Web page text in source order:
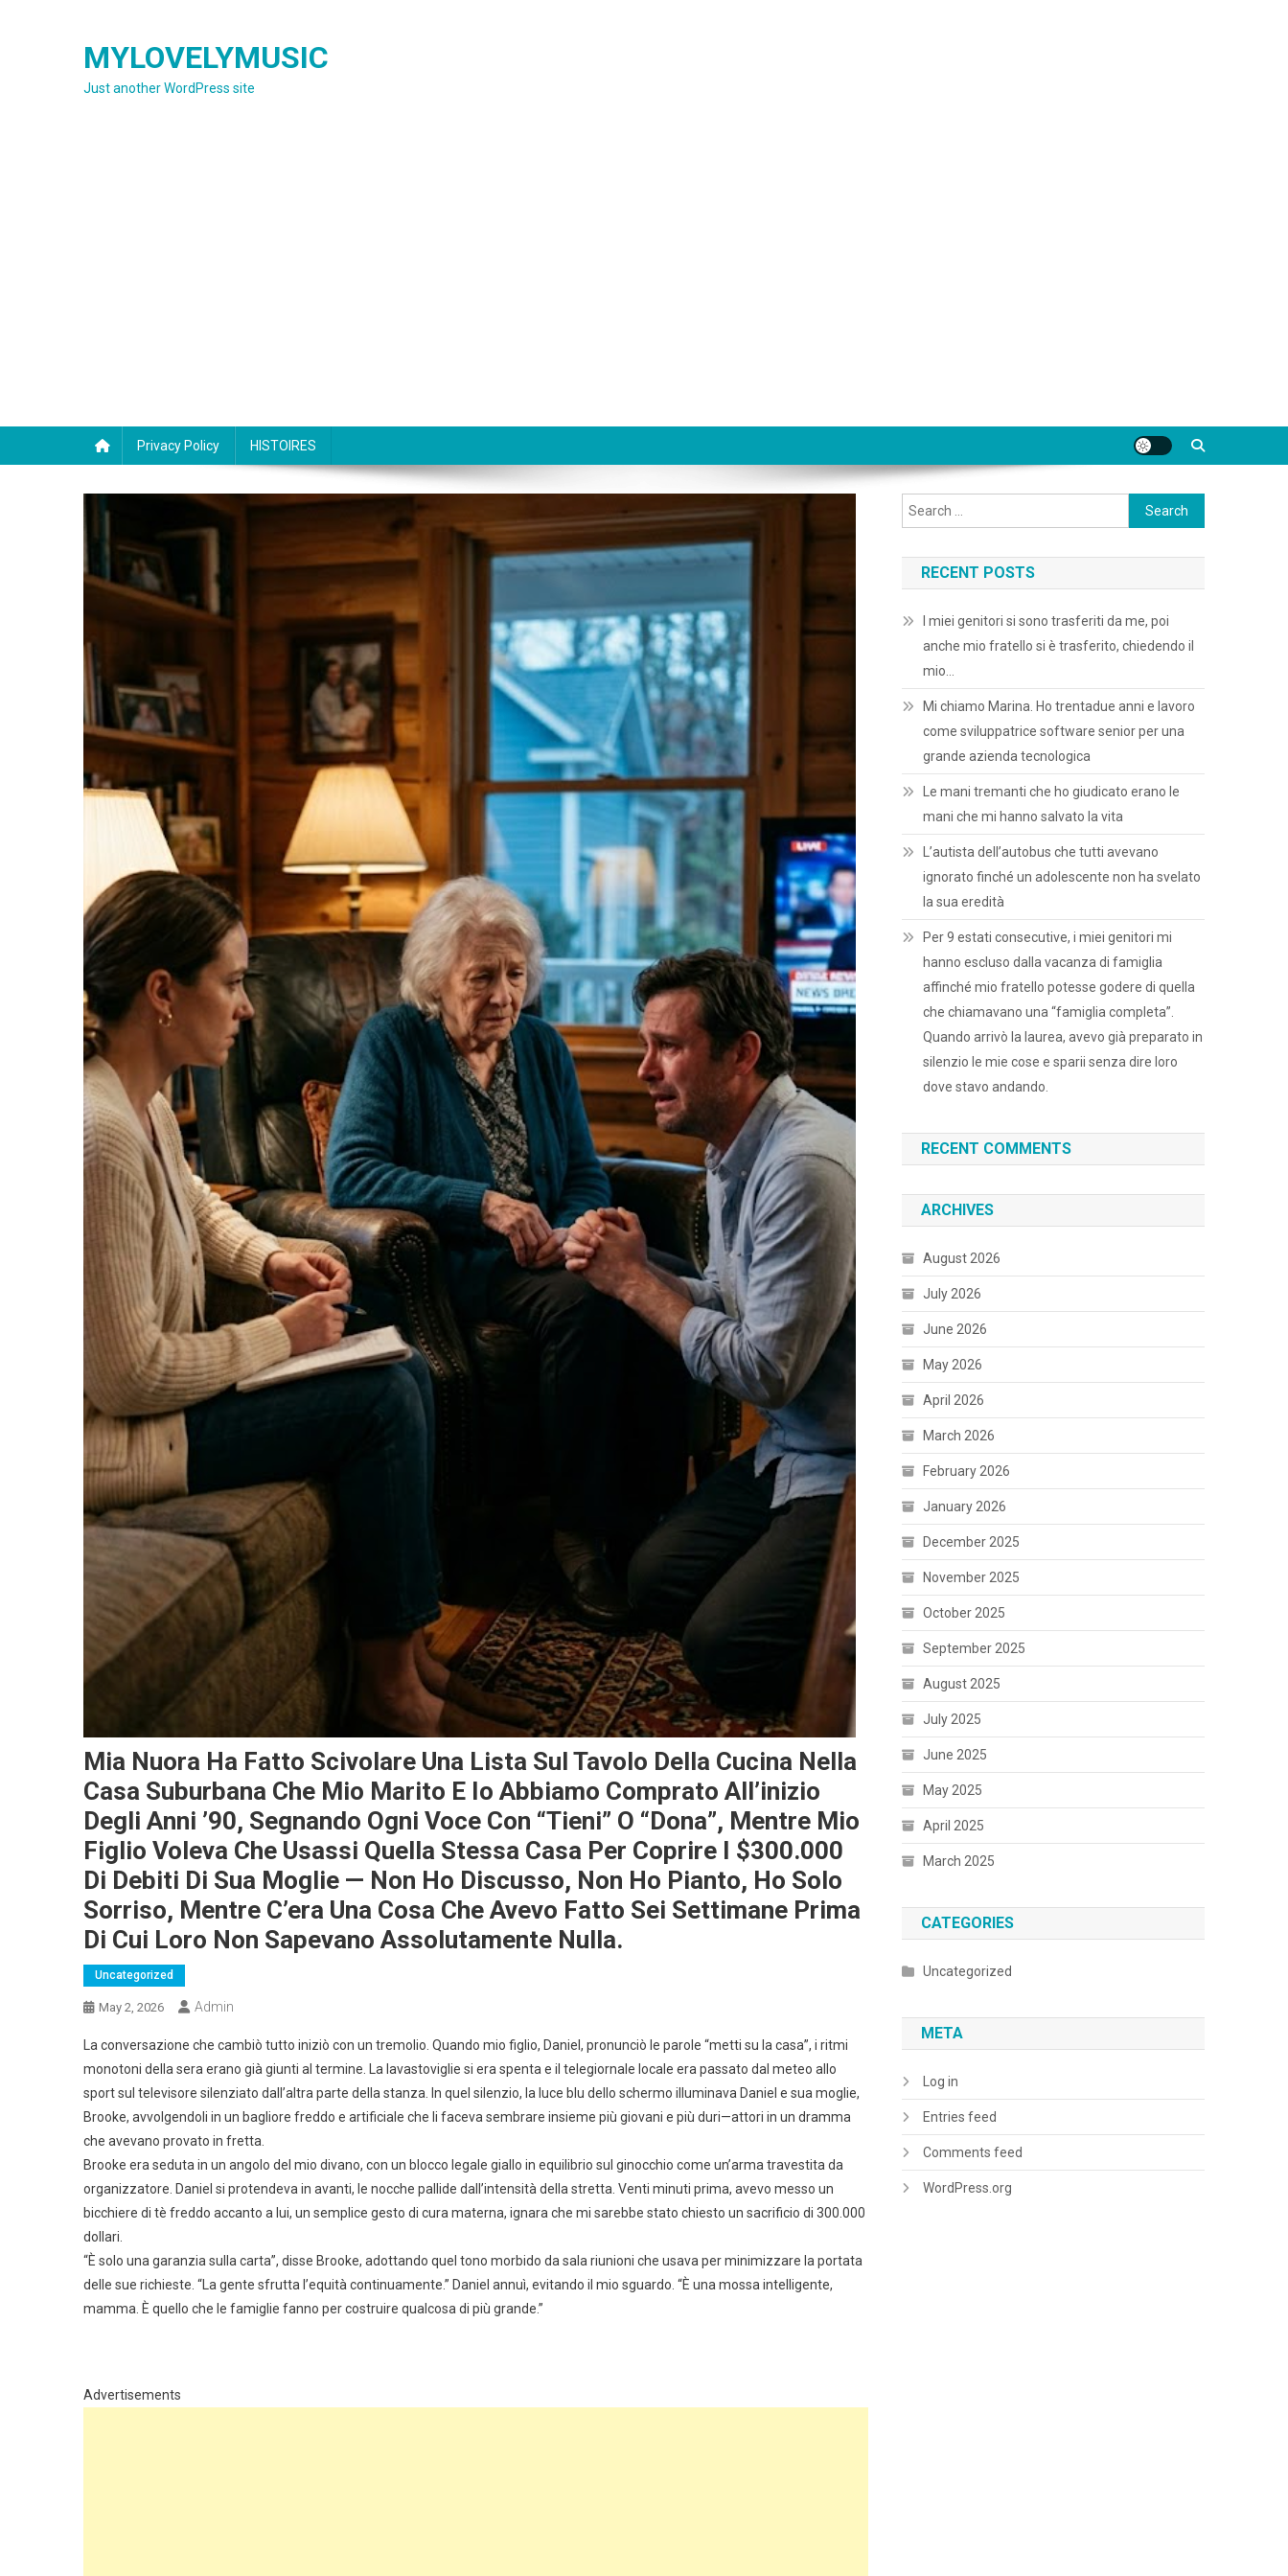
MYLOVELYMUSIC
Just another WordPress site
Privacy Policy HISTOIRES
Mia Nuora Ha Fatto Scivolare Una Lista Sul Tavolo Della Cucina Nella
Casa Suburbana Che Mio Marito E Io Abbiamo Comprato All’inizio
Degli Anni ’90, Segnando Ogni Voce Con “tieni” O “dona”, Mentre Mio
Figlio Voleva Che Usassi Quella Stessa Casa Per Coprire I $300.000
Di Debiti Di Sua Moglie — Non Ho Discusso, Non Ho Pianto, Ho Solo
Sorriso, Mentre C’era Una Cosa Che Avevo Fatto Sei Settimane Prima
Di Cui Loro Non Sapevano Assolutamente Nulla.
Uncategorized
May 2, 2026 Admin
La conversazione che cambiò tutto iniziò con un tremolio. Quando mio figlio, Daniel, pronunciò le parole “metti su la casa”, i ritmi
monotoni della sera erano già giunti al termine. La lavastoviglie si era spenta e il telegiornale locale era passato dal meteo allo
sport sul televisore silenziato dall’altra parte della stanza. In quel silenzio, la luce blu dello schermo illuminava Daniel e sua moglie,
Brooke, avvolgendoli in un bagliore freddo e artificiale che li faceva sembrare insieme più giovani e più duri—attori in un dramma
che avevano provato in fretta.
Brooke era seduta in un angolo del mio divano, con un blocco legale giallo in equilibrio sul ginocchio come un’arma travestita da
organizzatore. Daniel si protendeva in avanti, le nocche pallide dall’intensità della stretta. Venti minuti prima, avevo messo un
bicchiere di tè freddo accanto a lui, un semplice gesto di cura materna, ignara che mi sarebbe stato chiesto un sacrificio di 300.000
dollari.
“È solo una garanzia sulla carta”, disse Brooke, adottando quel tono morbido da sala riunioni che usava per minimizzare la portata
delle sue richieste. “La gente sfrutta l’equità continuamente.” Daniel annuì, evitando il mio sguardo. “È una mossa intelligente,
mamma. È quello che le famiglie fanno per costruire qualcosa di più grande.”
Advertisements
Search
for:
RECENT POSTS
I miei genitori si sono trasferiti da me, poi
anche mio fratello si è trasferito, chiedendo il
mio…
Mi chiamo Marina. Ho trentadue anni e lavoro
come sviluppatrice software senior per una
grande azienda tecnologica
Le mani tremanti che ho giudicato erano le
mani che mi hanno salvato la vita
L’autista dell’autobus che tutti avevano
ignorato finché un adolescente non ha svelato
la sua eredità
Per 9 estati consecutive, i miei genitori mi
hanno escluso dalla vacanza di famiglia
affinché mio fratello potesse godere di quella
che chiamavano una “famiglia completa”.
Quando arrivò la laurea, avevo già preparato in
silenzio le mie cose e sparii senza dire loro
dove stavo andando.
RECENT COMMENTS
ARCHIVES
August 2026
July 2026
June 2026
May 2026
April 2026
March 2026
February 2026
January 2026
December 2025
November 2025
October 2025
September 2025
August 2025
July 2025
June 2025
May 2025
April 2025
March 2025
CATEGORIES
Uncategorized
META
Log in
Entries feed
Comments feed
WordPress.org